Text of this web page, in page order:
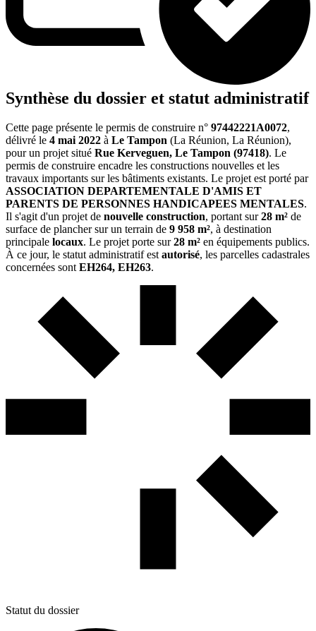
Synthèse du dossier et statut administratif
Cette page présente le permis de construire n° 97442221A0072,
délivré le 4 mai 2022 à Le Tampon (La Réunion, La Réunion),
pour un projet situé Rue Kerveguen, Le Tampon (97418). Le
permis de construire encadre les constructions nouvelles et les
travaux importants sur les bâtiments existants. Le projet est porté par
ASSOCIATION DEPARTEMENTALE D'AMIS ET
PARENTS DE PERSONNES HANDICAPEES MENTALES.
Il s'agit d'un projet de nouvelle construction, portant sur28 m² de
surface de plancher sur un terrain de 9 958 m², à destination
principale locaux. Le projet porte sur28 m² en équipements publics.
À ce jour, le statut administratif estautorisé, les parcelles cadastrales
concernées sontEH264, EH263.
Statut du dossier